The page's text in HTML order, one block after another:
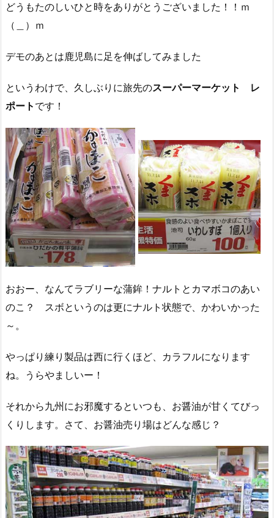
どうもたのしいひと時をありがとうございました！！ｍ
（＿）ｍ
デモのあとは鹿児島に足を伸ばしてみました
というわけで、久しぶりに旅先のスーパーマーケット レ
ポート です！
おおー、なんてラブリーな蒲鉾！ナルトとカマボコのあい
のこ？ スボというのは更にナルト状態で、かわいかった
～。
やっぱり練り製品は西に行くほど、カラフルになります
ね。うらやましいー！
それから九州にお邪魔するといつも、お醤油が甘くてびっ
くりします。さて、お醤油売り場はどんな感じ？